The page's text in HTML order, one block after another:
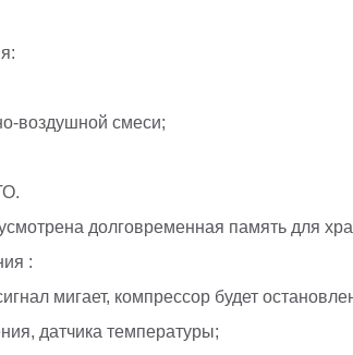
воздушной смеси;
долговременная память для
:
мигает, компрессор будет
датчика температуры;